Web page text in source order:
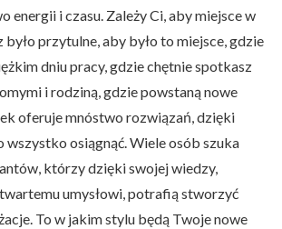
energii i czasu. Zależy Ci, aby miejsce w
przytulne, aby było to miejsce, gdzie
dniu pracy, gdzie chętnie spotkasz
i rodziną, gdzie powstaną nowe
oferuje mnóstwo rozwiązań, dzięki
wszystko osiągnąć. Wiele osób szuka
którzy dzięki swojej wiedzy,
umysłowi, potrafią stworzyć
To w jakim stylu będą Twoje nowe